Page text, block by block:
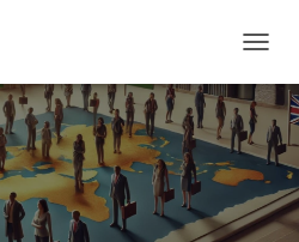
E
N
Ü
Y
Ü
A
Ç